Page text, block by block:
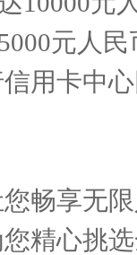
元人民
用卡中
畅享无
精心挑